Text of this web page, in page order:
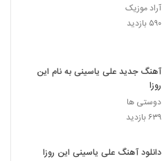
آراد موزیک
۵۹۰ بازدید
آهنگ جدید علی یاسینی به نام این
روزا
دوستی ها
۶۳۹ بازدید
دانلود آهنگ علی یاسینی این روزا